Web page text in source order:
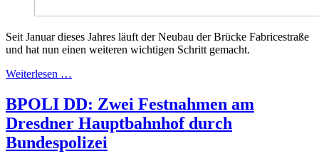
Seit Januar dieses Jahres läuft der Neubau der Brücke Fabricestraße
und hat nun einen weiteren wichtigen Schritt gemacht.
Weiterlesen …
BPOLI DD: Zwei Festnahmen am
Dresdner Hauptbahnhof durch
Bundespolizei